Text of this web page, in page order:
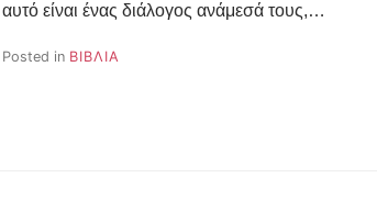
αυτό είναι ένας διάλογος ανάμεσά τους,…
Posted in ΒΙΒΛΙΑ